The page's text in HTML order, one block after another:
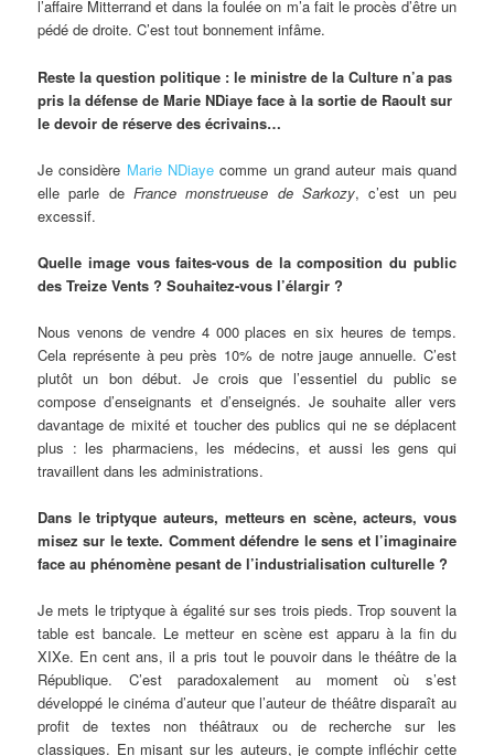
l’affaire Mitterrand et dans la foulée on m’a fait le procès d’être un
pédé de droite. C’est tout bonnement infâme.
Reste la question politique : le ministre de la Culture n’a pas
pris la défense de Marie NDiaye face à la sortie de Raoult sur
le devoir de réserve des écrivains…
Je considère Marie NDiaye comme un grand auteur mais quand
elle parle deFrance monstrueuse de Sarkozy, c’est un peu
excessif.
Quelle image vous faites-vous de la composition du public
des Treize Vents ? Souhaitez-vous l’élargir ?
Nous venons de vendre 4 000 places en six heures de temps.
Cela représente à peu près 10% de notre jauge annuelle. C’est
plutôt un bon début. Je crois que l’essentiel du public se
compose d’enseignants et d’enseignés. Je souhaite aller vers
davantage de mixité et toucher des publics qui ne se déplacent
plus : les pharmaciens, les médecins, et aussi les gens qui
travaillent dans les administrations.
Dans le triptyque auteurs, metteurs en scène, acteurs, vous
misez sur le texte. Comment défendre le sens et l’imaginaire
face au phénomène pesant de l’industrialisation culturelle ?
Je mets le triptyque à égalité sur ses trois pieds. Trop souvent la
table est bancale. Le metteur en scène est apparu à la fin du
XIXe. En cent ans, il a pris tout le pouvoir dans le théâtre de la
République. C’est paradoxalement au moment où s’est
développé le cinéma d’auteur que l’auteur de théâtre disparaît au
profit de textes non théâtraux ou de recherche sur les
classiques. En misant sur les auteurs, je compte infléchir cette